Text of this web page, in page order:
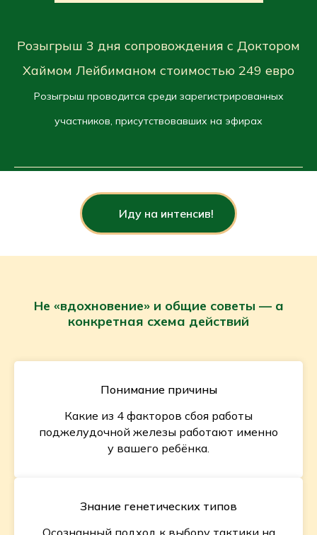
Розыгрыш 3 дня сопровождения с Доктором
Хаймом Лейбиманом стоимостью 249 евро
Розыгрыш проводится среди зарегистрированных
участников, присутствовавших на эфирах
Иду на интенсив!
Не «вдохновение» и общие советы — а
конкретная схема действий
Понимание причины
Какие из 4 факторов сбоя работы
поджелудочной железы работают именно
у вашего ребёнка.
Знание генетических типов
Осознанный подход к выбору тактики на